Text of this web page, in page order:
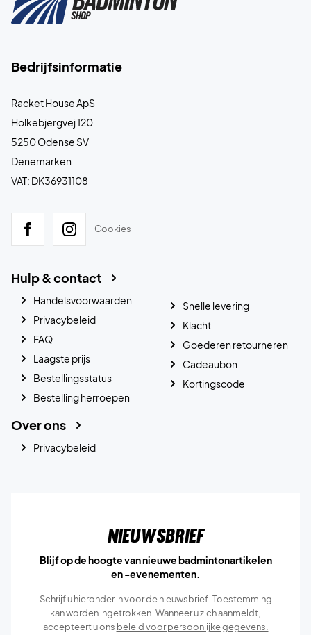
Bedrijfsinformatie
Racket House ApS
Holkebjergvej 120
5250 Odense SV
Denemarken
VAT: DK36931108
Cookies
Hulp & contact
Handelsvoorwaarden
Privacybeleid
FAQ
Laagste prijs
Bestellingsstatus
Bestelling herroepen
Snelle levering
Klacht
Goederen retourneren
Cadeaubon
Kortingscode
Over ons
Privacybeleid
Nieuwsbrief
Blijf op de hoogte van nieuwe badmintonartikelen
en -evenementen.
Schrijf u hieronder in voor de nieuwsbrief. Toestemming
kan worden ingetrokken. Wanneer u zich aanmeldt,
accepteert u ons beleid voor persoonlijke gegevens.